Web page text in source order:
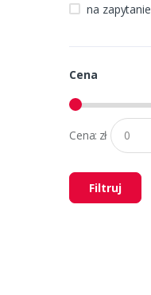
na zapytanie
Cena
Cena: zł
Filtruj